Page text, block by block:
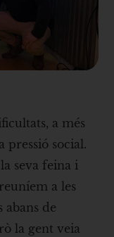
a més
pressió social.
seva feina i
a les
abans de
la gent veia